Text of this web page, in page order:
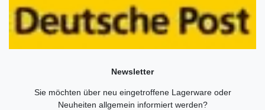
Newsletter
Sie möchten über neu eingetroffene Lagerware oder
Neuheiten allgemein informiert werden?